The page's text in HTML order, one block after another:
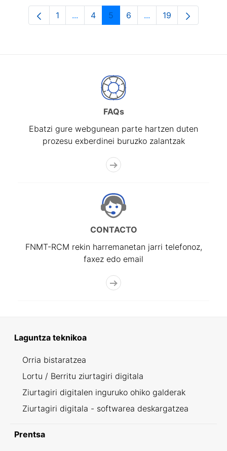
Orrialdea
1 ...Intermediate Pages Use TAB to
Orrialdea
4 Orrialdea
5 Orrialdea
6 ...Intermediate Pages
Orrialdea
19
FAQs
Ebatzi gure webgunean parte hartzen duten
prozesu exberdinei buruzko zalantzak
CONTACTO
FNMT-RCM rekin harremanetan jarri telefonoz,
faxez edo email
Laguntza teknikoa
Orria bistaratzea
Lortu / Berritu ziurtagiri digitala
Ziurtagiri digitalen inguruko ohiko galderak
Ziurtagiri digitala - softwarea deskargatzea
Prentsa